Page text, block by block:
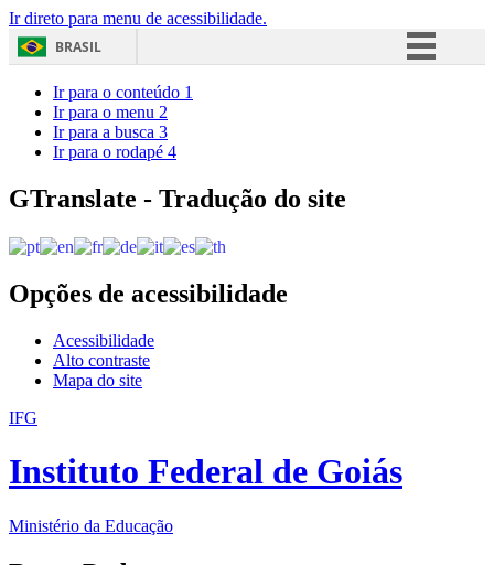
Ir direto para menu de acessibilidade.
BRASIL
Acesso à informação
Ir para o conteúdo 1
Ir para o menu 2
Ir para a busca 3
Ir para o rodapé 4
GTranslate - Tradução do site
Opções de acessibilidade
Acessibilidade
Alto contraste
Mapa do site
IFG
Instituto Federal de Goiás
Ministério da Educação